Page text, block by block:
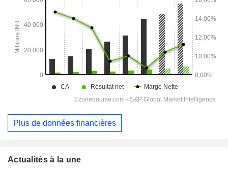
Plus de données financières
Actualités à la une